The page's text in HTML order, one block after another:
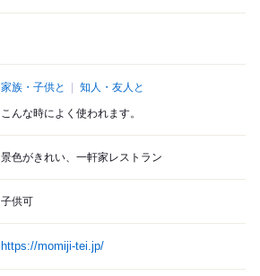
家族・子供と 知人・友人と
こんな時によく使われます。
景色がきれい、一軒家レストラン
子供可
https://momiji-tei.jp/